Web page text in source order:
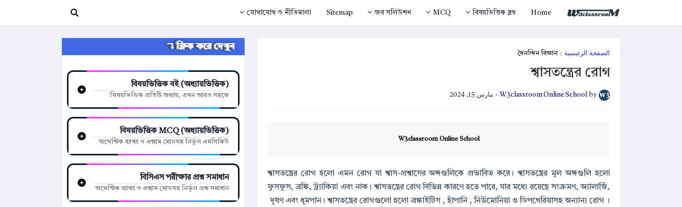
Home
বিষয়ভিত্তিক ব্লগ
MCQ
জব সলিউশন
Sitemap
যোগাযোগ ও নীতিমালা
الصفحة الرئيسية দৈনন্দিন বিজ্ঞান
শ্বাসতন্ত্রের রোগ
by
W3classroom Online School
- مارس 15, 2024
W3classroom Online School
শ্বাসতন্ত্রের রোগ হলো এমন রোগ যা শ্বাস-প্রশ্বাসের অঙ্গগুলিকে প্রভাবিত করে। শ্বাসতন্ত্রের মূল অঙ্গগুলি হলো
ফুসফুস, ব্রঙ্কি, ট্র্যাকিয়া এবং নাক। শ্বাসতন্ত্রের রোগ বিভিন্ন কারণে হতে পারে, যার মধ্যে রয়েছে সংক্রমণ, অ্যালার্জি,
দূষণ এবং ধূমপান। শ্বাসতন্ত্রের রোগগুলো হলো ব্রঙ্কাইটিস , হাঁপানি , নিউমোনিয়া ও ডিপথেরিয়াসহ অন্যান্য রোগ ।
ক্লিক করে দেখুন ↴
বিষয়ভিত্তিক বই (অধ্যায়ভিত্তিক)
বিষয়ভিত্তিক প্রতিটি অধ্যায়, এখন আরও সহজে!
বিষয়ভিত্তিক MCQ (অধ্যায়ভিত্তিক)
অথেন্টিক ব্যাখ্যা ও এক্সাম মোডসহ নির্ভুল এমসিকিউ
বিসিএস পরীক্ষার প্রশ্ন সমাধান
অথেন্টিক ব্যাখ্যা ও এক্সাম মোডসহ নির্ভুল প্রশ্ন সমাধান